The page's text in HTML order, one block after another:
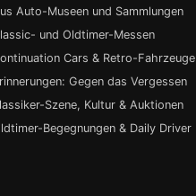
Auto-Museen und Sammlungen
und Oldtimer-Messen
Cars & Retro-Fahrzeuge
Gegen das Vergessen
Szene, Kultur & Auktionen
Begegnungen & Daily Driver